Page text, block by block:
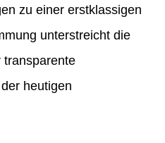
zu einer erstklassigen
unterstreicht die
transparente
heutigen